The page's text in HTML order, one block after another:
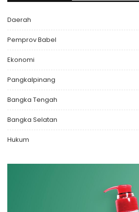
Daerah
Pemprov Babel
Ekonomi
Pangkalpinang
Bangka Tengah
Bangka Selatan
Hukum